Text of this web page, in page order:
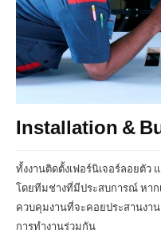
Installation &
ทั้งงานติดตั้งเฟอร์นิเจอร์ลอยตัว
โดยทีมช่างที่มีประสบการณ์ หาก
ควบคุมงานที่จะคอยประสานงา
การทำงานร่วมกัน